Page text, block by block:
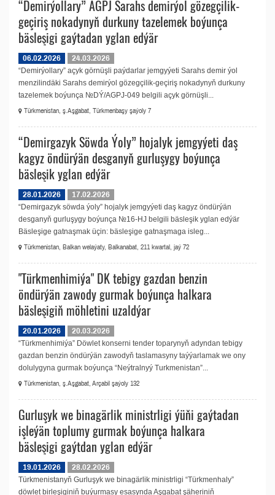
“Demirýollary” AGPJ Sarahs demirýol gözegçilik-
geçiriş nokadynyň durkuny tazelemek boýunça
bäsleşigi gaýtadan yglan edýär
06.02.2026
24.03.2026
“Demirýollary” açyk görnüşli paýdarlar jemgyýeti Sarahs demir ýol
menzilindäki Sarahs demirýol gözegçilik-geçiriş nokadynyň durkuny
tazelemek boýunça №DÝ/AGPJ-049 belgili açyk görnüşli...
Türkmenistan, ş.Aşgabat, Türkmenbaşy şaýoly 7
“Demirgazyk Söwda Ýoly” hojalyk jemgyýeti daş
kagyz öndürýän desganyň gurluşygy boýunça
bäsleşik yglan edýär
28.01.2026
17.02.2026
“Demirgazyk söwda ýoly” hojalyk jemgyýeti daş kagyz öndürýän
desganyň gurluşygy boýunça №16-HJ belgili bäsleşik yglan edýär
Bäsleşige gatnaşmak üçin: bäsleşige gatnaşmaga isleg...
Türkmenistan, Balkan welaýaty, Balkanabat, 211 kwartal, jaý 72
"Türkmenhimiýa" DK tebigy gazdan benzin
öndürýän zawody gurmak boýunça halkara
bäsleşigiň möhletini uzaldýar
20.01.2026
20.03.2026
“Türkmenhimiýa” Döwlet konserni tender toparynyň adyndan tebigy
gazdan benzin öndürýän zawodyň taslamasyny taýýarlamak we ony
dolulygyna gurmak boýunça “Neýtralnyý Turkmenistan”...
Türkmenistan, ş.Aşgabat, Arçabil şaýoly 132
Gurluşyk we binagärlik ministrligi ýüňi gaýtadan
işleýän toplumy gurmak boýunça halkara
bäsleşigi gaýtdan yglan edýär
19.01.2026
28.02.2026
Türkmenistanyň Gurluşyk we binagärlik ministrligi “Türkmenhaly”
döwlet birleşiginiň buýurmasy esasynda Aşgabat şäheriniň